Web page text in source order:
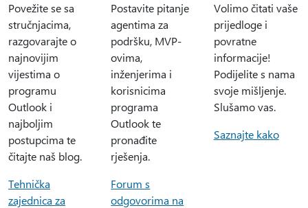
Povežite se sa
stručnjacima,
razgovarajte o
najnovijim
vijestima o
programu
Outlook i
najboljim
postupcima te
čitajte naš blog.
Tehnička
zajednica za
Postavite pitanje
agentima za
podršku, MVP-
ovima,
inženjerima i
korisnicima
programa
Outlook te
pronađite
rješenja.
Forum s
odgovorima na
Volimo čitati vaše
prijedloge i
povratne
informacije!
Podijelite s nama
svoje mišljenje.
Slušamo vas.
Saznajte kako